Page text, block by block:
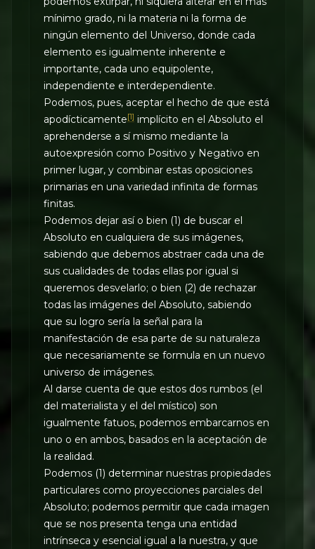
mínimo grado, ni la materia ni la forma de
ningún elemento del Universo, donde cada
elemento es igualmente inherente e
importante, cada uno equipolente,
independiente e interdependiente.
Podemos, pues, aceptar el hecho de que está
apodícticamente[1] implícito en el Absoluto el
aprehenderse a sí mismo mediante la
autoexpresión como Positivo y Negativo en
primer lugar, y combinar estas oposiciones
primarias en una variedad infinita de formas
finitas.
Podemos dejar así o bien (1) de buscar el
Absoluto en cualquiera de sus imágenes,
sabiendo que debemos abstraer cada una de
sus cualidades de todas ellas por igual si
queremos desvelarlo; o bien (2) de rechazar
todas las imágenes del Absoluto, sabiendo
que su logro sería la señal para la
manifestación de esa parte de su naturaleza
que necesariamente se formula en un nuevo
universo de imágenes.
Al darse cuenta de que estos dos rumbos (el
del materialista y el del místico) son
igualmente fatuos, podemos embarcarnos en
uno o en ambos, basados en la aceptación de
la realidad.
Podemos (1) determinar nuestras propiedades
particulares como proyecciones parciales del
Absoluto; podemos permitir que cada imagen
que se nos presenta tenga una entidad
intrínseca y esencial igual a la nuestra, y que